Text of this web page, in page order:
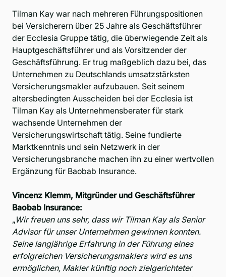
Tilman Kay war nach mehreren Führungspositionen
bei Versicherern über 25 Jahre als Geschäftsführer
der Ecclesia Gruppe tätig, die überwiegende Zeit als
Hauptgeschäftsführer und als Vorsitzender der
Geschäftsführung. Er trug maßgeblich dazu bei, das
Unternehmen zu Deutschlands umsatzstärksten
Versicherungsmakler aufzubauen. Seit seinem
altersbedingten Ausscheiden bei der Ecclesia ist
Tilman Kay als Unternehmensberater für stark
wachsende Unternehmen der
Versicherungswirtschaft tätig. Seine fundierte
Marktkenntnis und sein Netzwerk in der
Versicherungsbranche machen ihn zu einer wertvollen
Ergänzung für Baobab Insurance.
Vincenz Klemm, Mitgründer und Geschäftsführer
Baobab Insurance:
„Wir freuen uns sehr, dass wir Tilman Kay als Senior
Advisor für unser Unternehmen gewinnen konnten.
Seine langjährige Erfahrung in der Führung eines
erfolgreichen Versicherungsmaklers wird es uns
ermöglichen, Makler künftig noch zielgerichteter